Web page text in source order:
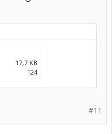
17,7 KB
124
#11